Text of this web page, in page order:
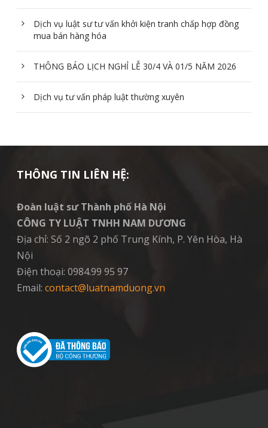
Dịch vụ luật sư tư vấn khởi kiện tranh chấp hợp đồng
mua bán hàng hóa
THÔNG BÁO LỊCH NGHỈ LỄ 30/4 VÀ 01/5 NĂM 2026
Dịch vụ tư vấn pháp luật thường xuyên
THÔNG TIN LIÊN HỆ:
Đoàn luật sư Thành phố Hà Nội
CÔNG TY LUẬT TNHH NAM DƯƠNG
Địa chỉ: Số 2 ngõ 2 phố Trung Kính, P. Yên Hòa, Hà
Nội
Điện thoại: 0984.99 95 97
Email: contact@luatnamduong.vn